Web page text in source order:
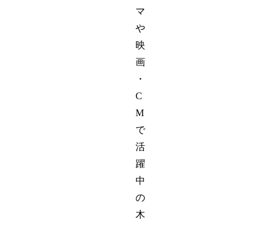
マ
や
映
画
・
C
M
で
活
躍
中
の
木